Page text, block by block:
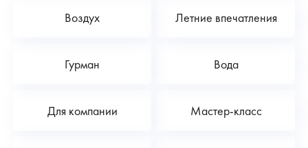
Воздух Летние впечатления
Гурман Вода
Для компании Мастер-класс